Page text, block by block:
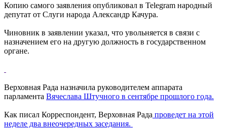
Копию самого заявления опубликовал в Telegram народный
депутат от Слуги народа Александр Качура.
Чиновник в заявлении указал, что увольняется в связи с
назначением его на другую должность в государственном
органе.
Верховная Рада назначила руководителем аппарата
парламента Вячеслава Штучного в сентябре прошлого года.
Как писал Корреспондент, Верховная Рада проведет на этой
неделе два внеочередных заседания.